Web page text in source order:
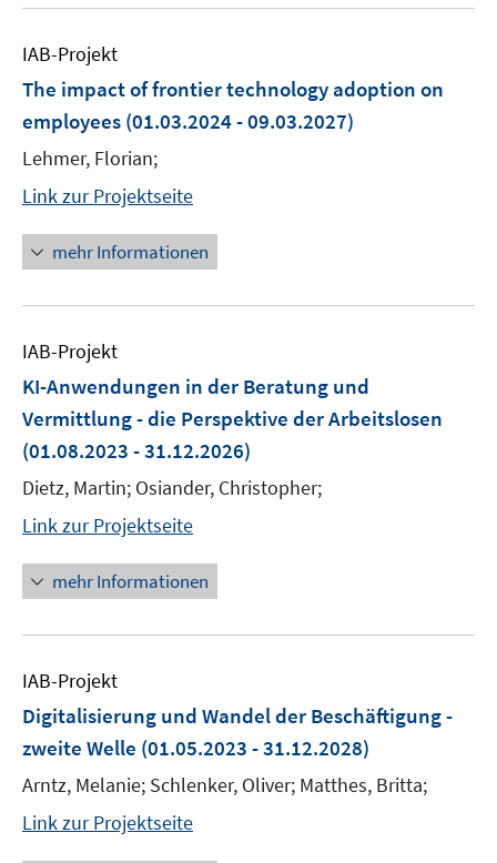
IAB-Projekt
The impact of frontier technology adoption on
employees (01.03.2024 - 09.03.2027)
Lehmer, Florian;
Link zur Projektseite
mehr Informationen
IAB-Projekt
KI-Anwendungen in der Beratung und
Vermittlung - die Perspektive der Arbeitslosen
(01.08.2023 - 31.12.2026)
Dietz, Martin; Osiander, Christopher;
Link zur Projektseite
mehr Informationen
IAB-Projekt
Digitalisierung und Wandel der Beschäftigung -
zweite Welle (01.05.2023 - 31.12.2028)
Arntz, Melanie; Schlenker, Oliver; Matthes, Britta;
Link zur Projektseite